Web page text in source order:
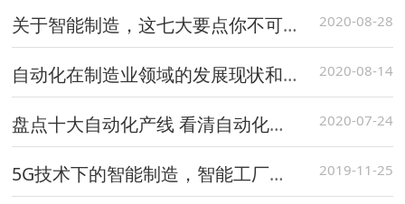
关于智能制造，这七大要点你不可不知 2020-08-28
自动化在制造业领域的发展现状和前景你知道多少？ 2020-08-14
盘点十大自动化产线 看清自动化发展方向 2020-07-24
5G技术下的智能制造，智能工厂自动化新模式 2019-11-25